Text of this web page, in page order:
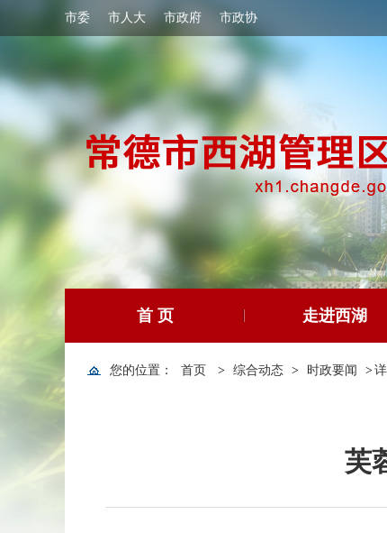
市委 市人大 市政府 市政协
首 页 走进西湖
您的位置： 首页 > 综合动态 > 时政要闻 >
芙